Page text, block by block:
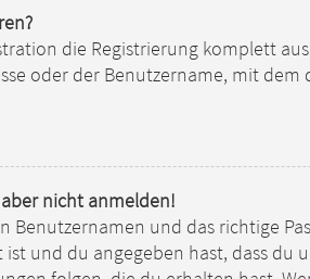
die Registrierung komplett
oder der Benutzername, mit
nicht anmelden!
Benutzernamen und das richtige
und du angegeben hast, dass du